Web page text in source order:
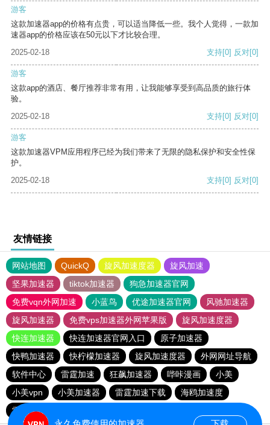
游客
这款加速器app的价格有点贵，可以适当降低一些。我个人觉得，一款加
速器app的价格应该在50元以下才比较合理。
2025-02-18
支持[0] 反对[0]
游客
这款app的酒店、餐厅推荐非常有用，让我能够享受到高品质的旅行体
验。
2025-02-18
支持[0] 反对[0]
游客
这款加速器VPM应用程序已经为我们带来了无限的隐私保护和安全性保
护。
2025-02-18
支持[0] 反对[0]
友情链接
网站地图 QuickQ 旋风加速度器
旋风加速
坚果加速器
tiktok加速器
狗急加速器官网
免费vqn外网加速
小蓝鸟 优途加速器官网
风驰加速器
旋风加速器
免费vps加速器外网苹果版
旋风加速度器
快连加速器
快连加速器官网入口
原子加速器
快鸭加速器
快柠檬加速器 旋风加速度器
外网网址导航
软件中心
雷霆加速 狂飙加速器 哔咔漫画
小美
小美vpn
小美加速器 雷霆加速下载
海鸥加速度
雷霆加速版ins